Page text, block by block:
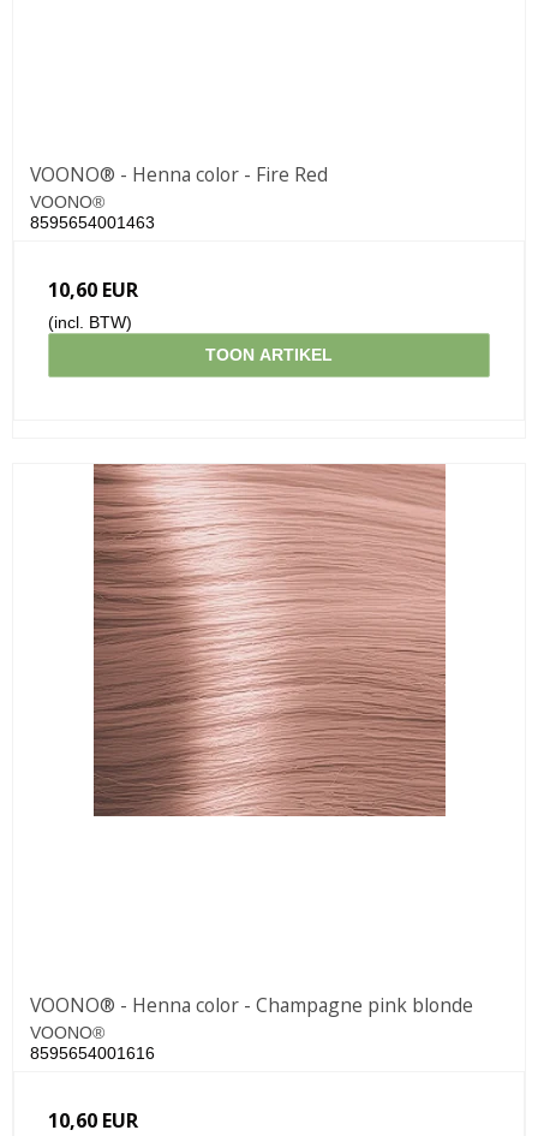
VOONO® - Henna color - Fire Red
VOONO®
8595654001463
10,60 EUR
(incl. BTW)
TOON ARTIKEL
VOONO® - Henna color - Champagne pink blonde
VOONO®
8595654001616
10,60 EUR